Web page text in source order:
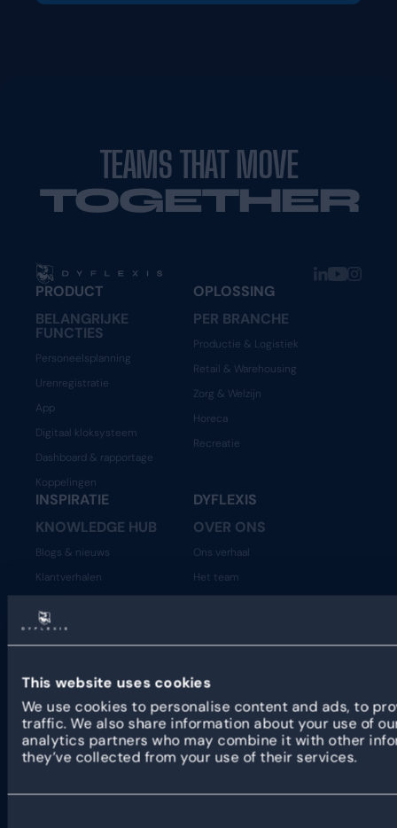
This website uses cookies
We use cookies to personalise content and ads, to
traffic. We also share information about your use of
analytics partners who may combine it with other
they’ve collected from your use of their services.
TEAMS THAT MOVE
TOGETHER
PRODUCT
BELANGRIJKE
FUNCTIES
Personeelsplanning
Urenregistratie
App
Digitaal kloksysteem
Dashboard & rapportage
Koppelingen
OPLOSSING
PER BRANCHE
Productie & Logistiek
Retail & Warehousing
Zorg & Welzijn
Horeca
Recreatie
INSPIRATIE
KNOWLEDGE HUB
Blogs & nieuws
Klantverhalen
DYFLEXIS
OVER ONS
Ons verhaal
Het team
Open API
PARTNERS
Programma
Partner verhalen